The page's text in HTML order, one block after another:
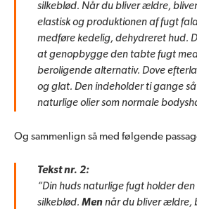
silkeblød. Når du bliver ældre,
elastisk og produktionen af fugt
medføre kedelig, dehydreret hud.
at genopbygge den tabte fugt
beroligende alternativ. Dove
og glat. Den indeholder ti gange
naturlige olier som normale
Og sammenlign så med følgende
Tekst nr. 2:
“Din huds naturlige fugt holder
silkeblød. Men når du bliver ældre,